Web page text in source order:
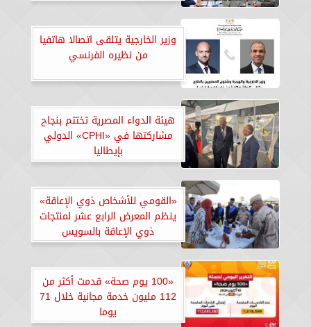
وزير الخارجية يتلقى اتصالا هاتفيا
من نظيره الفرنسي
هيئة الدواء المصرية تختتم بنجاح
مشاركتها في «CPHI» الدولي
بإيطاليا
«القومي للأشخاص ذوي الإعاقة»
ينظم المعرض الرابع عشر لمنتجات
ذوي الإعاقة بالسويس
«100 يوم صحة» قدمت أكثر من
112 مليون خدمة مجانية خلال 71
يوما